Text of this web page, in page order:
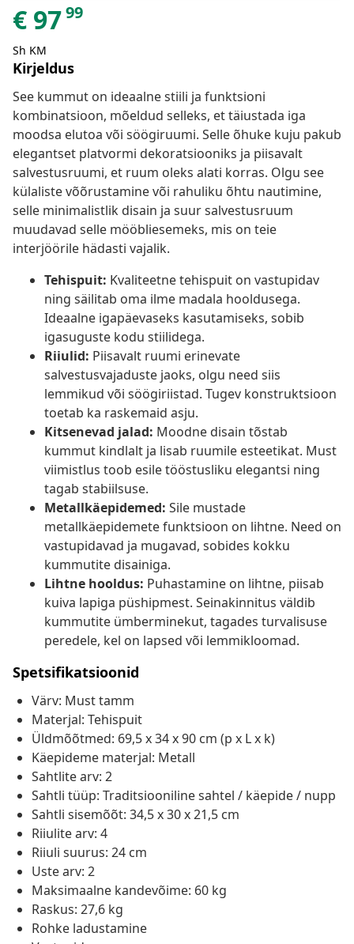
€ 9799
Sh KM
Kirjeldus
See kummut on ideaalne stiili ja funktsioni
kombinatsioon, mõeldud selleks, et täiustada iga
moodsa elutoa või söögiruumi. Selle õhuke kuju pakub
elegantset platvormi dekoratsiooniks ja piisavalt
salvestusruumi, et ruum oleks alati korras. Olgu see
külaliste võõrustamine või rahuliku õhtu nautimine,
selle minimalistlik disain ja suur salvestusruum
muudavad selle mööbliesemeks, mis on teie
interjöörile hädasti vajalik.
Tehispuit: Kvaliteetne tehispuit on vastupidav
ning säilitab oma ilme madala hooldusega.
Ideaalne igapäevaseks kasutamiseks, sobib
igasuguste kodu stiilidega.
Riiulid: Piisavalt ruumi erinevate
salvestusvajaduste jaoks, olgu need siis
lemmikud või söögiriistad. Tugev konstruktsioon
toetab ka raskemaid asju.
Kitsenevad jalad: Moodne disain tõstab
kummut kindlalt ja lisab ruumile esteetikat. Must
viimistlus toob esile tööstusliku elegantsi ning
tagab stabiilsuse.
Metallkäepidemed: Sile mustade
metallkäepidemete funktsioon on lihtne. Need on
vastupidavad ja mugavad, sobides kokku
kummutite disainiga.
Lihtne hooldus: Puhastamine on lihtne, piisab
kuiva lapiga püshipmest. Seinakinnitus väldib
kummutite ümberminekut, tagades turvalisuse
peredele, kel on lapsed või lemmikloomad.
Spetsifikatsioonid
Värv: Must tamm
Materjal: Tehispuit
Üldmõõtmed: 69,5 x 34 x 90 cm (p x L x k)
Käepideme materjal: Metall
Sahtlite arv: 2
Sahtli tüüp: Traditsiooniline sahtel / käepide / nupp
Sahtli sisemõõt: 34,5 x 30 x 21,5 cm
Riiulite arv: 4
Riiuli suurus: 24 cm
Uste arv: 2
Maksimaalne kandevõime: 60 kg
Raskus: 27,6 kg
Rohke ladustamine